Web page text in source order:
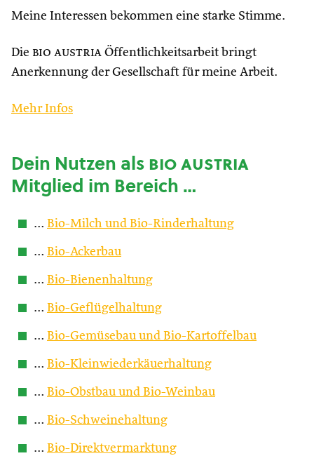
Meine Interessen bekommen eine starke Stimme.
Die bio austria Öffentlichkeitsarbeit bringt
Anerkennung der Gesellschaft für meine Arbeit.
Mehr Infos
Dein Nutzen alsbio austria
Mitglied im Bereich …
… Bio-Milch und Bio-Rinderhaltung
… Bio-Ackerbau
… Bio-Bienenhaltung
… Bio-Geflügelhaltung
… Bio-Gemüsebau und Bio-Kartoffelbau
… Bio-Kleinwiederkäuerhaltung
… Bio-Obstbau und Bio-Weinbau
… Bio-Schweinehaltung
… Bio-Direktvermarktung